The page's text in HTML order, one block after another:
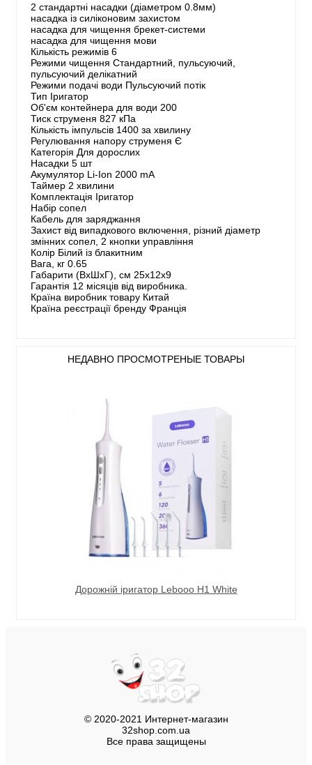
2 стандартні насадки (діаметром 0.8мм)
насадка із силіконовим захистом
насадка для чищення брекет-системи
насадка для чищення мови
Кількість режимів 6
Режими чищення Стандартний, пульсуючий,
пульсуючий делікатний
Режими подачі води Пульсуючий потік
Тип Іригатор
Об'єм контейнера для води 200
Тиск струменя 827 кПа
Кількість імпульсів 1400 за хвилину
Регулювання напору струменя Є
Категорія Для дорослих
Насадки 5 шт
Акумулятор Li-Ion 2000 mA
Таймер 2 хвилини
Комплектація Іригатор
Набір сопел
Кабель для заряджання
Захист від випадкового включення, різний діаметр
змінних сопел, 2 кнопки управління
Колір Білий із блакитним
Вага, кг 0.65
Габарити (ВхШхГ), см 25х12х9
Гарантія 12 місяців від виробника.
Країна виробник товару Китай
Країна реєстрації бренду Франція
НЕДАВНО ПРОСМОТРЕНЫЕ ТОВАРЫ
Дорожній іригатор Lebooo H1 White
© 2020-2021 Интернет-магазин
32shop.com.ua
Все права защищены